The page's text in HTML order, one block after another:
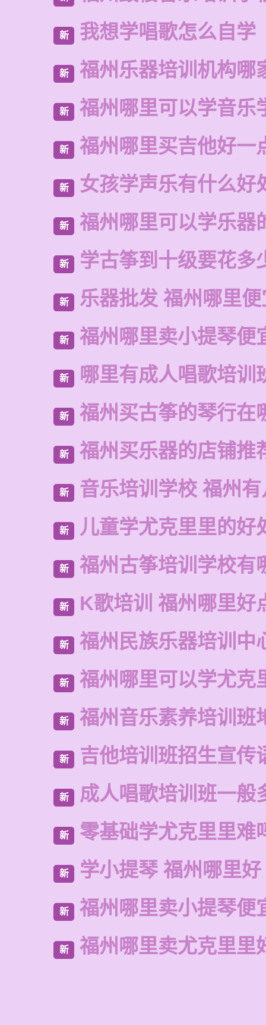
新 我想学唱歌怎么自学
新 福州乐器培训机构哪
新 福州哪里可以学音乐
新 福州哪里买吉他好一
新 女孩学声乐有什么好
新 福州哪里可以学乐器
新 学古筝到十级要花多
新 乐器批发 福州哪里
新 福州哪里卖小提琴便
新 哪里有成人唱歌培训
新 福州买古筝的琴行在
新 福州买乐器的店铺推
新 音乐培训学校 福州
新 儿童学尤克里里的好
新 福州古筝培训学校有
新 K歌培训 福州哪里好
新 福州民族乐器培训中
新 福州哪里可以学尤克
新 福州音乐素养培训班
新 吉他培训班招生宣传
新 成人唱歌培训班一般
新 零基础学尤克里里难
新 学小提琴 福州哪里好
新 福州哪里卖小提琴便
新 福州哪里卖尤克里里